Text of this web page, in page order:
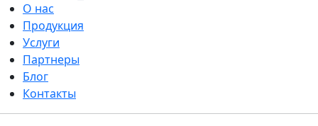
О нас
Продукция
Услуги
Партнеры
Блог
Контакты